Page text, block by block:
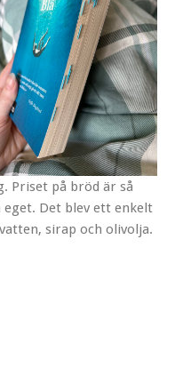
Priset på bröd är så
eget. Det blev ett enkelt
sirap och olivolja.